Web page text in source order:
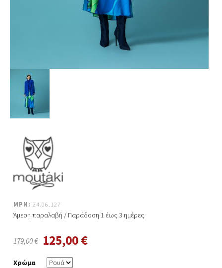
MPN: 24.06.127
Άμεση παραλαβή / Παράδoση 1 έως 3 ημέρες
179,00 € 125,00 €
Χρώμα